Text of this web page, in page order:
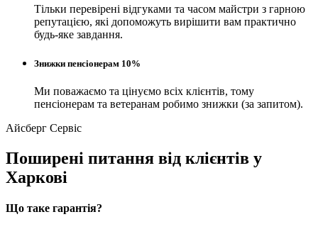
Тільки перевірені відгуками та часом майстри з гарною
репутацією, які допоможуть вирішити вам практично
будь-яке завдання.
Знижки пенсіонерам 10%
Ми поважаємо та цінуємо всіх клієнтів, тому
пенсіонерам та ветеранам робимо знижки (за запитом).
Айсберг Сервіс
Поширені питання від клієнтів у
Харкові
Що таке гарантія?